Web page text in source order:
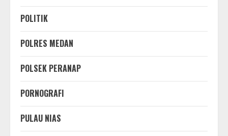
POLITIK
POLRES MEDAN
POLSEK PERANAP
PORNOGRAFI
PULAU NIAS